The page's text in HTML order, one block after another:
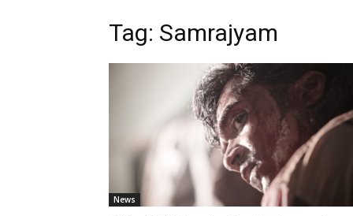
Tag: Samrajyam
News